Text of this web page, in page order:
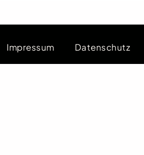
Impressum Datenschutz